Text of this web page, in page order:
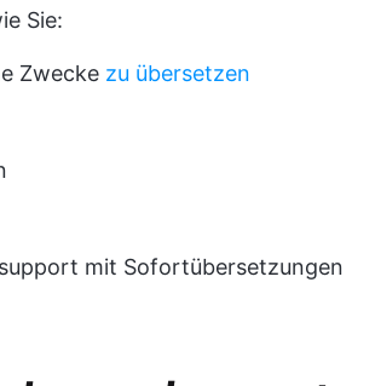
Sie:
Zwecke zu übersetzen
mit Sofortübersetzungen